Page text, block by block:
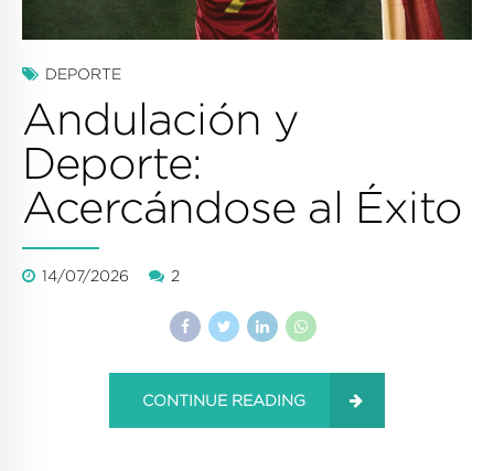
DEPORTE
Andulación y
Deporte:
Acercándose al Éxito
14/07/2026 2
CONTINUE READING